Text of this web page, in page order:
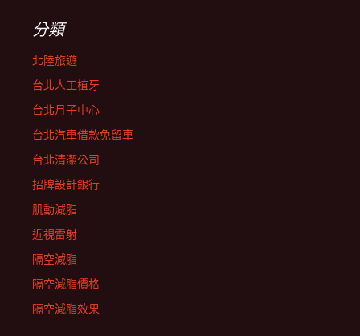
分類
北陸旅遊
台北人工植牙
台北月子中心
台北汽車借款免留車
台北清潔公司
招牌設計銀行
肌動減脂
近視雷射
隔空減脂
隔空減脂價格
隔空減脂效果